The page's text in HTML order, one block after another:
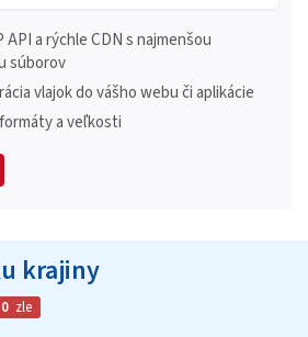
a rýchle CDN s najmenšou
súborov
vlajok do vášho webu či aplikácie
a veľkosti
krajiny
0 zle